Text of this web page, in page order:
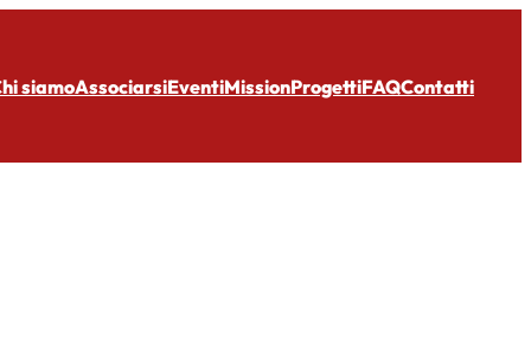
siamoAssociarsiEventiMissionProgettiFAQContatti